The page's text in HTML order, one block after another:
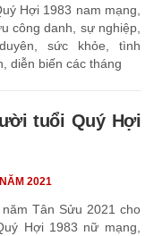
Hợi 1983 nam mạng,
công danh, sự nghiệp,
sức khỏe, tình
diễn biến các tháng
tuổi Quý Hợi
Tân Sửu 2021 cho
Hợi 1983 nữ mạng,
2021